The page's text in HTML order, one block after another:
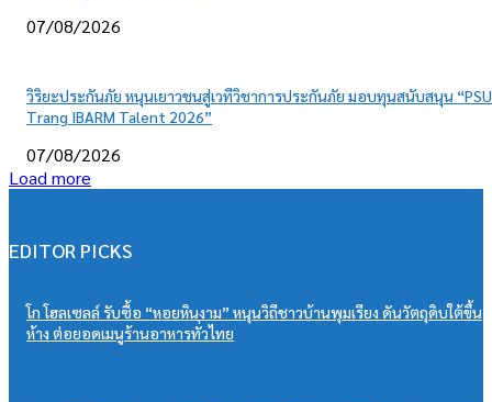
07/08/2026
วิริยะประกันภัย หนุนเยาวชนสู่เวทีวิชาการประกันภัย มอบทุนสนับสนุน “PSU
Trang IBARM Talent 2026”
07/08/2026
Load more
EDITOR PICKS
โก โฮลเซลล์ รับซื้อ “หอยหินงาม” หนุนวิถีชาวบ้านพุมเรียง ดันวัตถุดิบใต้ขึ้น
ห้าง ต่อยอดเมนูร้านอาหารทั่วไทย